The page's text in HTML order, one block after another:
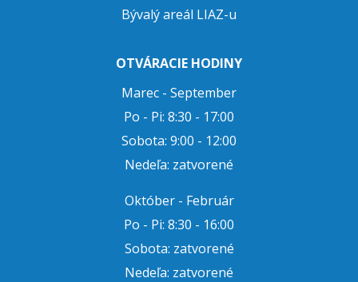
Bývalý areál LIAZ-u
OTVÁRACIE HODINY
Marec - September
Po - Pi: 8:30 - 17:00
Sobota: 9:00 - 12:00
Nedeľa: zatvorené
Október - Február
Po - Pi: 8:30 - 16:00
Sobota: zatvorené
Nedeľa: zatvorené